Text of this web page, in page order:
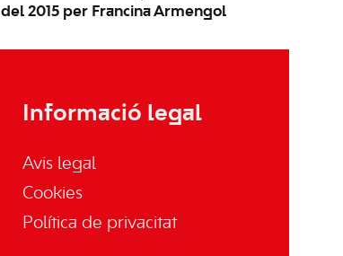
del 2015 per Francina Armengol
Informació legal
Avis legal
Cookies
Política de privacitat